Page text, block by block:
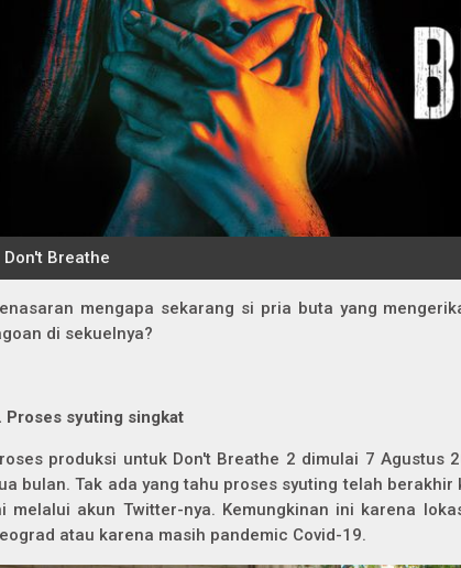
mengapa sekarang si pria buta yang
di sekuelnya?
Proses syuting singkat
produksi untuk Don't Breathe 2 dimulai 7 Agustus
bulan. Tak ada yang tahu proses syuting telah
melalui akun Twitter-nya. Kemungkinan ini karena
atau karena masih pandemic Covid-19.